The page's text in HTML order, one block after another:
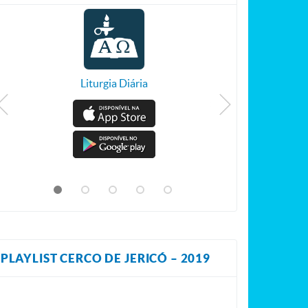
Liturgia Diária
PLAYLIST CERCO DE JERICÓ – 2019